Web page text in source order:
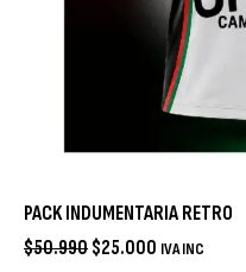
PACK INDUMENTARIA RETRO
$50.990 $25.000 IVA INC